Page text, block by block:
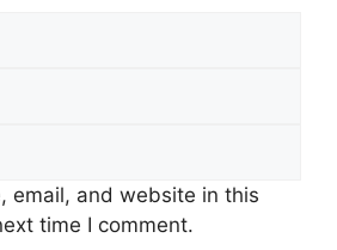
email, and website in this
time I comment.